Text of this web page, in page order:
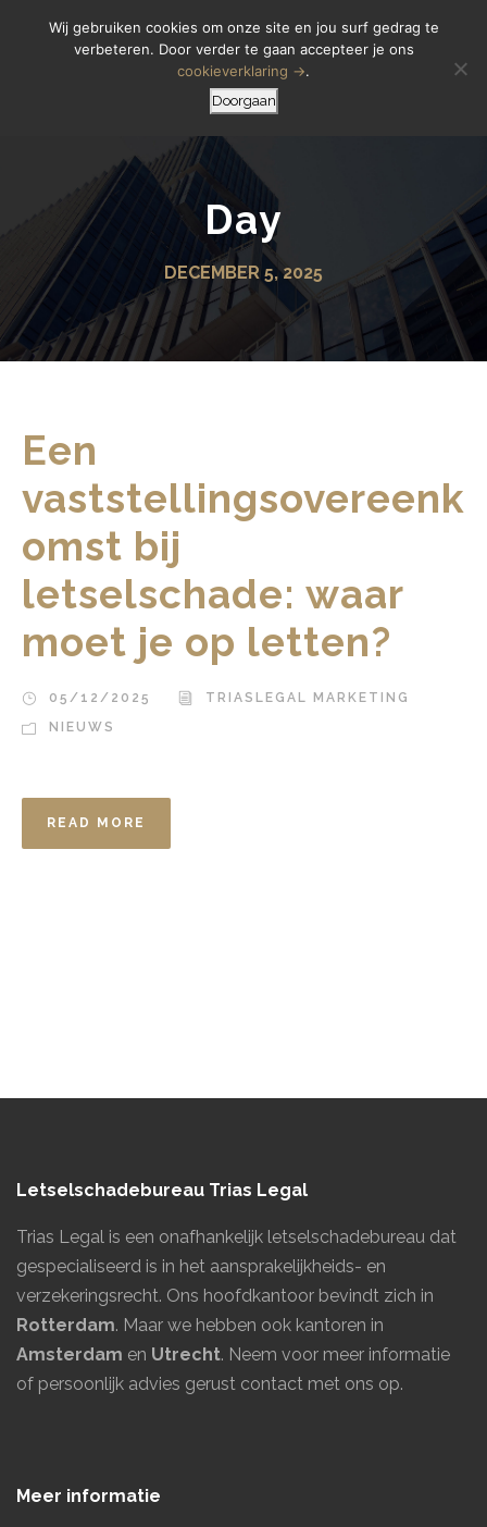
Letselschade Melden 06 14 200 440
Day
DECEMBER 5, 2025
Een
vaststellingsovereenk
omst bij
letselschade: waar
moet je op letten?
05/12/2025
TRIASLEGAL MARKETING
NIEUWS
READ MORE
Letselschadebureau Trias Legal
Trias Legal is een onafhankelijk letselschadebureau dat
gespecialiseerd is in het aansprakelijkheids- en
verzekeringsrecht. Ons hoofdkantoor bevindt zich in
Rotterdam. Maar we hebben ook kantoren in
Amsterdam en Utrecht. Neem voor meer informatie
of persoonlijk advies gerust contact met ons op.
Meer informatie
Wij gebruiken cookies om onze site en jou surf gedrag te
verbeteren. Door verder te gaan accepteer je ons
cookieverklaring →.
Doorgaan